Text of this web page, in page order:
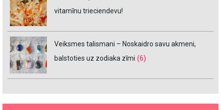
vitamīnu trieciendevu!
Veiksmes talismani – Noskaidro savu akmeni,
balstoties uz zodiaka zīmi (6)